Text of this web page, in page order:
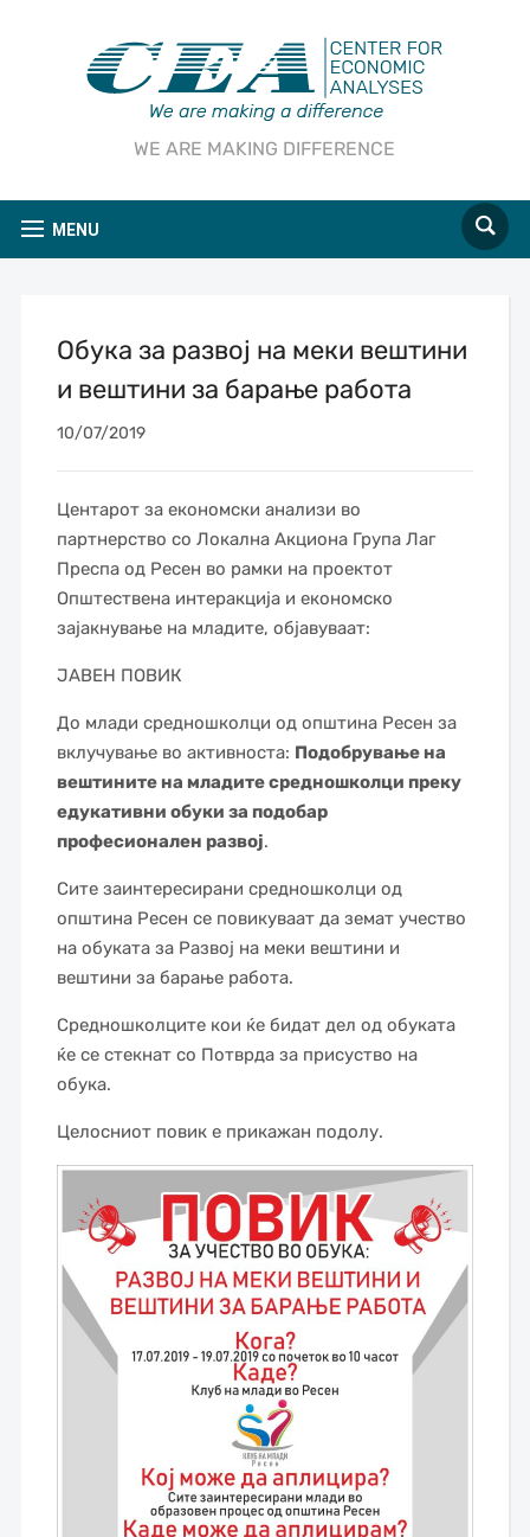
WE ARE MAKING DIFFERENCE
MENU
Обука за развој на меки вештини
и вештини за барање работа
10/07/2019
Центарот за економски анализи во
партнерство со Локална Акциона Група Лаг
Преспа од Ресен во рамки на проектот
Општествена интеракција и економско
зајакнување на младите, објавуваат:
ЈАВЕН ПОВИК
До млади средношколци од општина Ресен за
вклучување во активноста: Подобрување на
вештините на младите средношколци преку
едукативни обуки за подобар
професионален развој.
Сите заинтересирани средношколци од
општина Ресен се повикуваат да земат учество
на обуката за Развој на меки вештини и
вештини за барање работа.
Средношколците кои ќе бидат дел од обуката
ќе се стекнат со Потврда за присуство на
обука.
Целосниот повик е прикажан подолу.